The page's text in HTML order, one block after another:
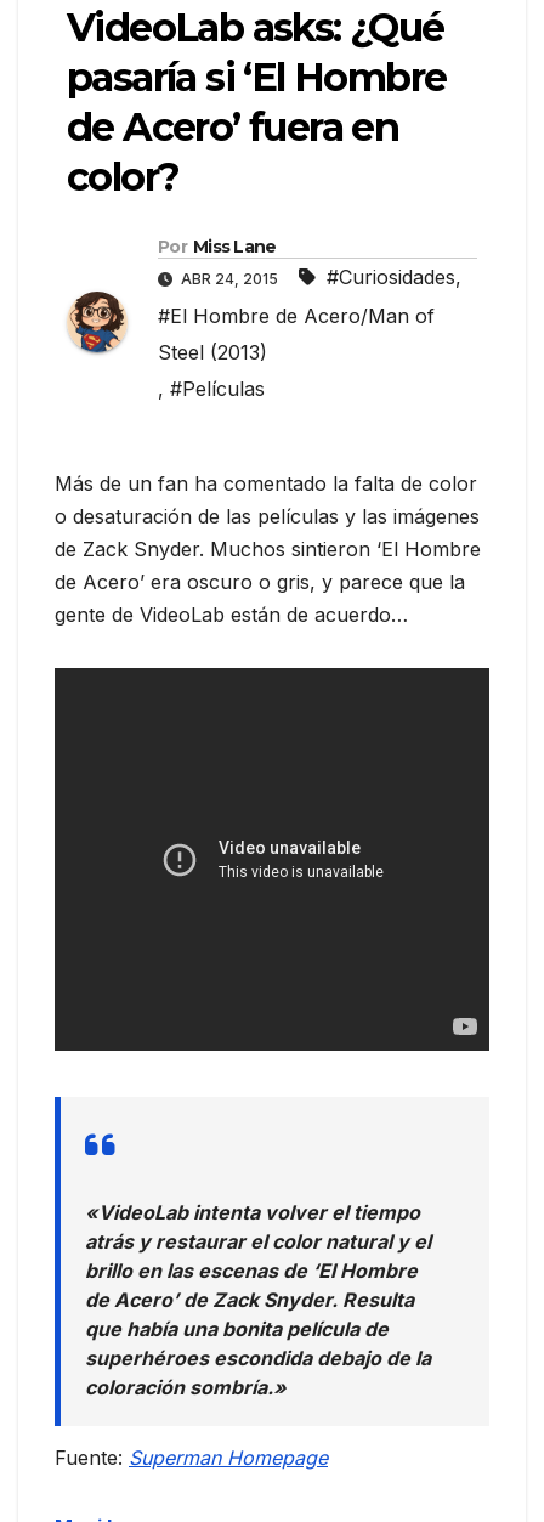
VideoLab asks: ¿Qué
pasaría si ‘El Hombre
de Acero’ fuera en
color?
Por Miss Lane
ABR 24, 2015 #Curiosidades,
#El Hombre de Acero/Man of
Steel (2013)
, #Películas
Más de un fan ha comentado la falta de color
o desaturación de las películas y las imágenes
de Zack Snyder. Muchos sintieron ‘El Hombre
de Acero’ era oscuro o gris, y parece que la
gente de VideoLab están de acuerdo…
«VideoLab intenta volver el tiempo
atrás y restaurar el color natural y el
brillo en las escenas de ‘El Hombre
de Acero’ de Zack Snyder. Resulta
que había una bonita película de
superhéroes escondida debajo de la
coloración sombría.»
Fuente: Superman Homepage